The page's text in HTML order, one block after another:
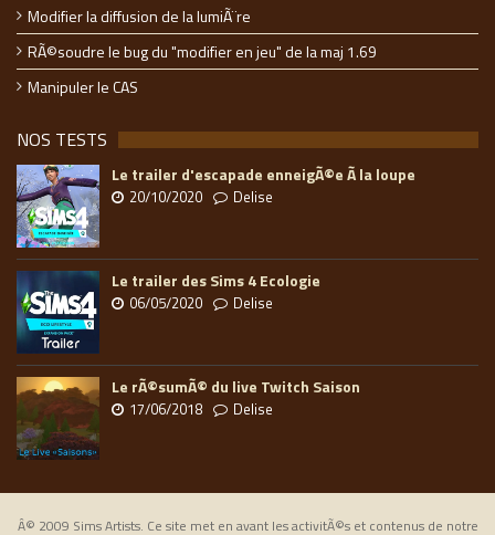
Modifier la diffusion de la lumiÃ¨re
RÃ©soudre le bug du "modifier en jeu" de la maj 1.69
Manipuler le CAS
NOS TESTS
Le trailer d'escapade enneigÃ©e Ã la loupe
20/10/2020 Delise
Le trailer des Sims 4 Ecologie
06/05/2020 Delise
Le rÃ©sumÃ© du live Twitch Saison
17/06/2018 Delise
Â© 2009 Sims Artists. Ce site met en avant les activitÃ©s et contenus de notre